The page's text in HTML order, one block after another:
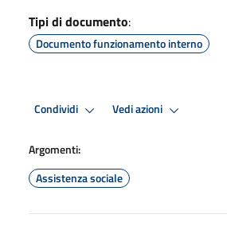
Tipi di documento:
Documento funzionamento interno
Condividi Vedi azioni
Argomenti:
Assistenza sociale